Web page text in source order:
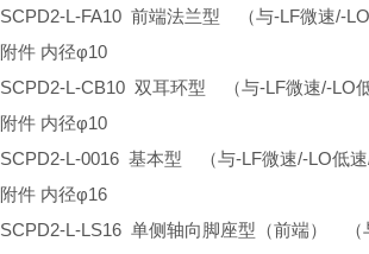
SCPD2-L-FA10 前端法兰型 （与-LF微速/-
附件 内径φ10
SCPD2-L-CB10 双耳环型 （与-LF微速/-
附件 内径φ10
SCPD2-L-0016 基本型 （与-LF微速/-LO低
附件 内径φ16
SCPD2-L-LS16 单侧轴向脚座型（前端）